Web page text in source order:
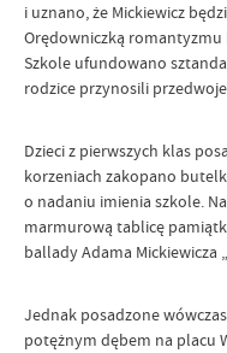
i uznano, że Mickiewicz
Orędowniczką romantyzmu
Szkole ufundowano
rodzice przynosili
Dzieci z pierwszych klas
korzeniach zakopano
o nadaniu imienia szkole.
marmurową tablicę
ballady Adama Mickiewicza
Jednak posadzone
potężnym dębem na placu